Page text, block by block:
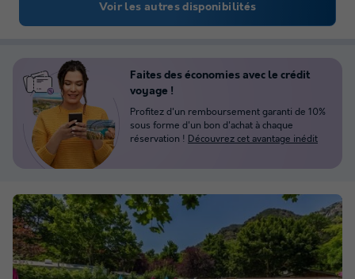
Voir les autres disponibilités
Faites des économies avec le crédit
voyage !
Profitez d'un remboursement garanti de 10%
sous forme d'un bon d'achat à chaque
réservation ! Découvrez cet avantage inédit